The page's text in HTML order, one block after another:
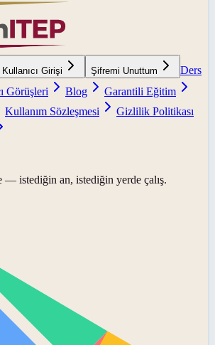
Kullanıcı Girişi Şifremi Unuttum
Ders
Görüşleri Blog
Garantili Eğitim
Kullanım Sözleşmesi
Gizlilik Politikası
— istediğin an, istediğin yerde çalış.